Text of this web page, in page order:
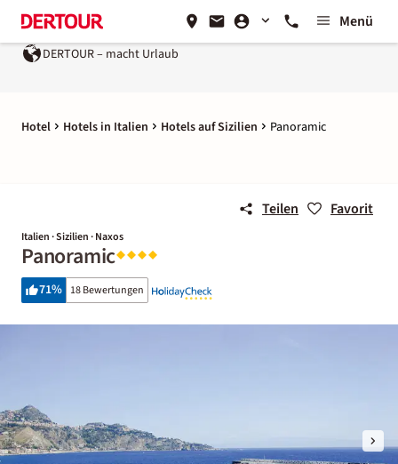
Menü
DERTOUR – macht Urlaub
Hotel Hotels in Italien Hotels auf Sizilien Panoramic
Teilen Favorit
Italien · Sizilien · Naxos
Panoramic
71% 18 Bewertungen